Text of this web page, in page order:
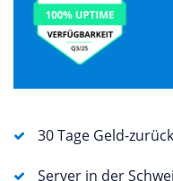
30 Tage Geld-
Server in der